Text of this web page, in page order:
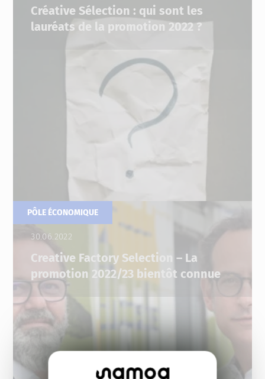
Créative Sélection : qui sont les
lauréats de la promotion 2022 ?
30.06.2022
Creative Factory Selection – La
promotion 2022/23 bientôt connue
PÔLE ÉCONOMIQUE